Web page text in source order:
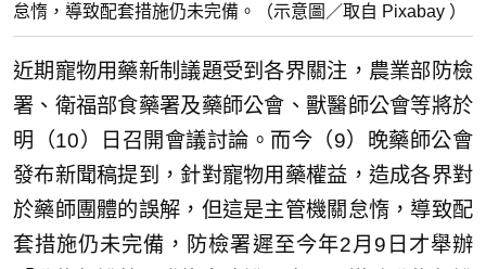
怠惰，導致配套措施仍未完備。（示意圖／取自 Pixabay ）
近期寵物用藥新制議題受到各界關注，農業部防檢
署、衛福部食藥署及藥師公會、獸醫師公會等將於
明（10）日召開會議討論。而今（9）晚藥師公會
發布新聞稿提到，針對寵物用藥權益，造成各界對
於藥師團體的誤解，但這是主管機關怠惰，導致配
套措施仍未完備，防檢署遲至今年2月9日才舉辦